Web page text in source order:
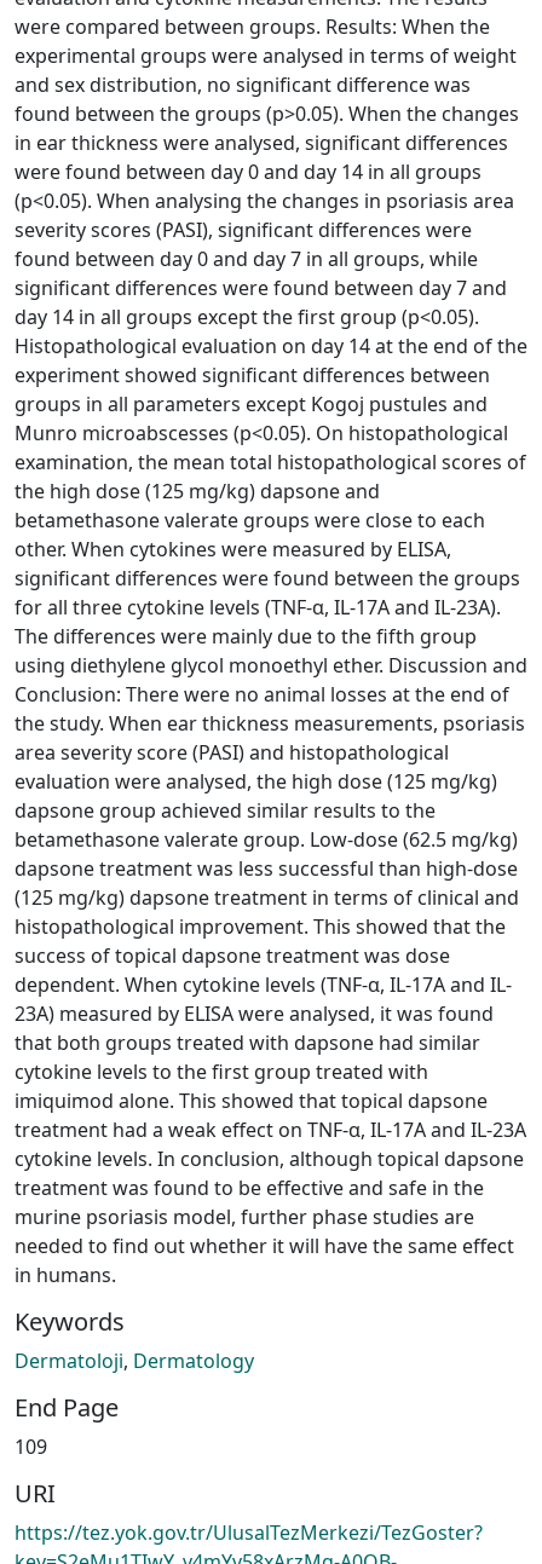
were compared between groups. Results: When the
experimental groups were analysed in terms of weight
and sex distribution, no significant difference was
found between the groups (p>0.05). When the changes
in ear thickness were analysed, significant differences
were found between day 0 and day 14 in all groups
(p<0.05). When analysing the changes in psoriasis area
severity scores (PASI), significant differences were
found between day 0 and day 7 in all groups, while
significant differences were found between day 7 and
day 14 in all groups except the first group (p<0.05).
Histopathological evaluation on day 14 at the end of the
experiment showed significant differences between
groups in all parameters except Kogoj pustules and
Munro microabscesses (p<0.05). On histopathological
examination, the mean total histopathological scores of
the high dose (125 mg/kg) dapsone and
betamethasone valerate groups were close to each
other. When cytokines were measured by ELISA,
significant differences were found between the groups
for all three cytokine levels (TNF-α, IL-17A and IL-23A).
The differences were mainly due to the fifth group
using diethylene glycol monoethyl ether. Discussion and
Conclusion: There were no animal losses at the end of
the study. When ear thickness measurements, psoriasis
area severity score (PASI) and histopathological
evaluation were analysed, the high dose (125 mg/kg)
dapsone group achieved similar results to the
betamethasone valerate group. Low-dose (62.5 mg/kg)
dapsone treatment was less successful than high-dose
(125 mg/kg) dapsone treatment in terms of clinical and
histopathological improvement. This showed that the
success of topical dapsone treatment was dose
dependent. When cytokine levels (TNF-α, IL-17A and IL-
23A) measured by ELISA were analysed, it was found
that both groups treated with dapsone had similar
cytokine levels to the first group treated with
imiquimod alone. This showed that topical dapsone
treatment had a weak effect on TNF-α, IL-17A and IL-23A
cytokine levels. In conclusion, although topical dapsone
treatment was found to be effective and safe in the
murine psoriasis model, further phase studies are
needed to find out whether it will have the same effect
in humans.
Keywords
Dermatoloji, Dermatology
End Page
109
URI
https://tez.yok.gov.tr/UlusalTezMerkezi/TezGoster?